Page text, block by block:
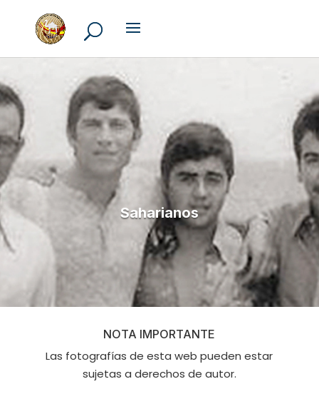
Saharianos
NOTA IMPORTANTE
Las fotografías de esta web pueden estar
sujetas a derechos de autor.